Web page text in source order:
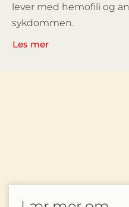
lever med hemofili og
sykdommen.
Les mer